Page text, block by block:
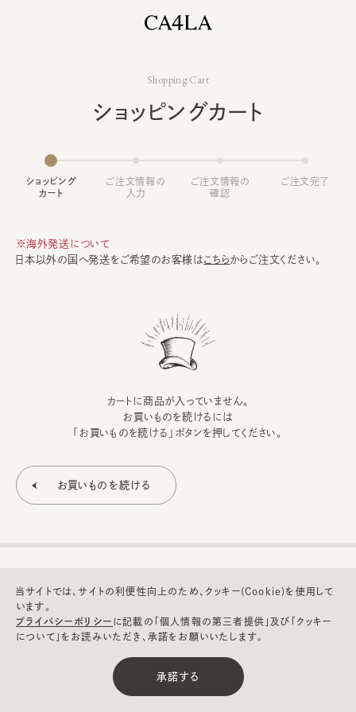
Shopping Cart
ショッピングカート
ショッピング
カート
ご注文情報の
入力
ご注文情報の
確認
ご注文完了
※海外発送について
日本以外の国へ発送をご希望のお客様はこちらからご注文ください。
カートに商品が入っていません。
お買いものを続けるには
「お買いものを続ける」ボタンを押してください。
©CA4LA INC. All Rights Reserved.
当サイトでは、サイトの利便性向上のため、クッキー(Cookie)を使用して
います。
プライバシーポリシー に記載の「個人情報の第三者提供」及び「クッキー
について」をお読みいただき、承諾をお願いいたします。
承諾する